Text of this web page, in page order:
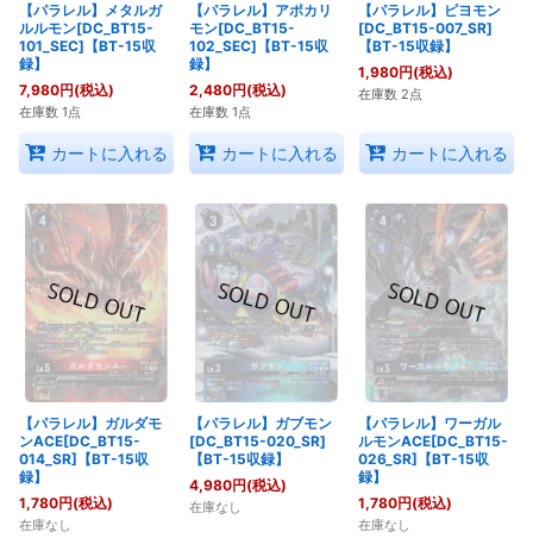
【パラレル】メタルガ
ルルモン[DC_BT15-
101_SEC]【BT-15収
録】
7,980円(税込)
在庫数 1点
カートに入れる
【パラレル】アポカリ
モン[DC_BT15-
102_SEC]【BT-15収
録】
2,480円(税込)
在庫数 1点
カートに入れる
【パラレル】ピヨモン
[DC_BT15-007_SR]
【BT-15収録】
1,980円(税込)
在庫数 2点
カートに入れる
【パラレル】ガルダモ
ンACE[DC_BT15-
014_SR]【BT-15収
録】
1,780円(税込)
在庫なし
【パラレル】ガブモン
[DC_BT15-020_SR]
【BT-15収録】
4,980円(税込)
在庫なし
【パラレル】ワーガル
ルモンACE[DC_BT15-
026_SR]【BT-15収
録】
1,780円(税込)
在庫なし